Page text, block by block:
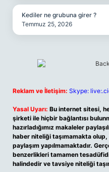
Kediler ne grubuna girer ?
Temmuz 25, 2026
Reklam ve İletişim: Skype:
Yasal Uyarı: Bu internet sitesi,
şirketi ile hiçbir bağlantısı
hazırladığımız makaleler
haber niteliği taşımamakta
paylaşım yapılmamaktadır.
benzerlikleri tamamen
halindedir ve tavsiye niteliği